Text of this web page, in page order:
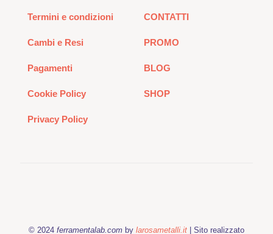
Termini e condizioni
Cambi e Resi
Pagamenti
Cookie Policy
Privacy Policy
CONTATTI
PROMO
BLOG
SHOP
© 2024 ferramentalab.com by larosametalli.it | Sito realizzato